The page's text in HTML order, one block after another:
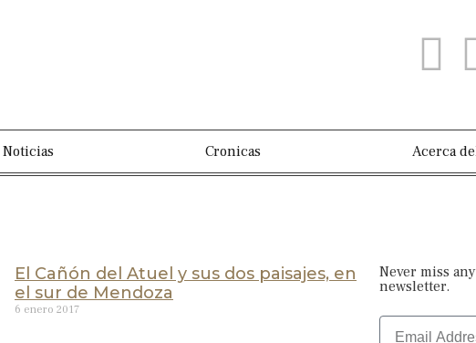
Noticias Cronicas Acerca
El Cañón del Atuel y sus dos paisajes, en
el sur de Mendoza
6 enero 2017
Never miss
newsletter.